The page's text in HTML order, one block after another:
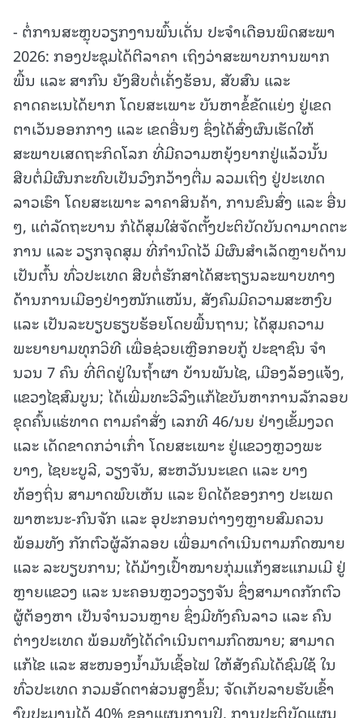
- ຕໍ່ການສະຫຼຸບວຽກງານພົ້ນເດັ່ນ ປະຈໍາເດືອນພຶດສະພາ
2026: ກອງປະຊຸມໄດ້ຕີລາຄາ ເຖິງວ່າສະພາບການພາກ
ພື້ນ ແລະ ສາກົນ ຍັງສືບຕໍ່ເຄັ່ງຮ້ອນ, ສັບສົນ ແລະ
ຄາດຄະເນໄດ້ຍາກ ໂດຍສະເພາະ ບັນຫາຂໍ້ຂັດແຍ່ງ ຢູ່ເຂດ
ຕາເວັນອອກກາງ ແລະ ເຂດອື່ນໆ ຊຶ່ງໄດ້ສົ່ງຜົນເຮັດໃຫ້
ສະພາບເສດຖະກິດໂລກ ທີ່ມີຄວາມຫຍຸ້ງຍາກຢູ່ແລ້ວນັ້ນ
ສືບຕໍ່ມີຜົນກະທົບເປັນວົງກວ້າງຕື່ມ ລວມເຖິງ ຢູ່ປະເທດ
ລາວເຮົາ ໂດຍສະເພາະ ລາຄາສິນຄ້າ, ການຂົນສົ່ງ ແລະ ອື່ນ
ໆ, ແຕ່ລັດຖະບານ ກໍໄດ້ສຸມໃສ່ຈັດຕັ້ງປະຕິບັດບັນດາມາດຕະ
ການ ແລະ ວຽກຈຸດສຸມ ທີ່ກຳນົດໄວ້ ມີຜົນສໍາເລັດຫຼາຍດ້ານ
ເປັນຕົ້ນ ທົ່ວປະເທດ ສືບຕໍ່ຮັກສາໄດ້ສະຖຽນລະພາບທາງ
ດ້ານການເມືອງຢ່າງໜັກແໜ້ນ, ສັງຄົມມີຄວາມສະຫງົບ
ແລະ ເປັນລະບຽບຮຽບຮ້ອຍໂດຍພື້ນຖານ; ໄດ້ສຸມຄວາມ
ພະຍາຍາມທຸກວິທີ ເພື່ອຊ່ວຍເຫຼືອກອບກູ້ ປະຊາຊົນ ຈໍາ
ນວນ 7 ຄົນ ທີ່ຕິດຢູ່ໃນຖໍ້າຜາ ບ້ານພັນໄຊ, ເມືອງລ້ອງແຈ້ງ,
ແຂວງໄຊສົມບູນ; ໄດ້ເພີ່ມທະວີລົງແກ້ໄຂບັນຫາການລັກລອບ
ຂຸດຄົ້ນແຮ່ທາດ ຕາມຄຳສັ່ງ ເລກທີ 46/ນຍ ຢ່າງເຂັ້ມງວດ
ແລະ ເດັດຂາດກວ່າເກົ່າ ໂດຍສະເພາະ ຢູ່ແຂວງຫຼວງພະ
ບາງ, ໄຊຍະບູລີ, ວຽງຈັນ, ສະຫວັນນະເຂດ ແລະ ບາງ
ທ້ອງຖິ່ນ ສາມາດພົບເຫັນ ແລະ ຍຶດໄດ້ຂອງກາງ ປະເພດ
ພາຫະນະ-ກົນຈັກ ແລະ ອຸປະກອນຕ່າງໆຫຼາຍສົມຄວນ
ພ້ອມທັງ ກັກຕົວຜູ້ລັກລອບ ເພື່ອມາດຳເນີນຕາມກົດໝາຍ
ແລະ ລະບຽບການ; ໄດ້ມ້າງເປົ້າໝາຍກຸ່ມແກ້ງສະແກມເມີ ຢູ່
ຫຼາຍແຂວງ ແລະ ນະຄອນຫຼວງວຽງຈັນ ຊຶ່ງສາມາດກັກຕົວ
ຜູ້ຕ້ອງຫາ ເປັນຈໍານວນຫຼາຍ ຊຶ່ງມີທັງຄົນລາວ ແລະ ຄົນ
ຕ່າງປະເທດ ພ້ອມທັງໄດ້ດໍາເນີນຕາມກົດໝາຍ; ສາມາດ
ແກ້ໄຂ ແລະ ສະໜອງນໍ້າມັນເຊື້ອໄຟ ໃຫ້ສັງຄົມໄດ້ຊົມໃຊ້ ໃນ
ທົ່ວປະເທດ ກວມອັດຕາສ່ວນສູງຂຶ້ນ; ຈັດເກັບລາຍຮັບເຂົ້າ
ງົບປະມານໄດ້ 40% ຂອງແຜນການປີ, ການປະຕິບັດແຜນ